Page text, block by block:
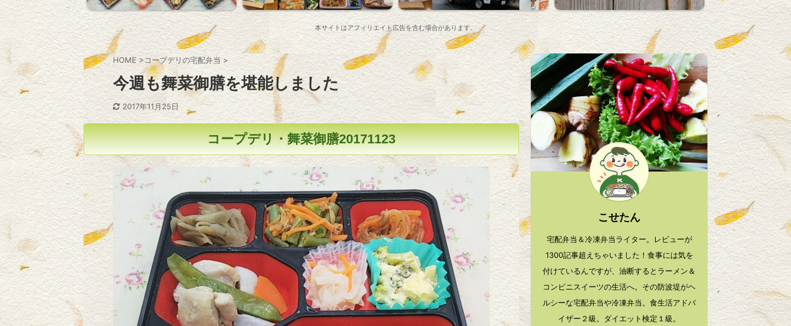
本サイトはアフィリエイト広告を含む場合があります。
HOME >コープデリの宅配弁当 >
今週も舞菜御膳を堪能しました
2017年11月25日
コープデリ・舞菜御膳20171123
こせたん
宅配弁当＆冷凍弁当ライター。レビューが
1300記事超えちゃいました！食事には気を
付けているんですが、油断するとラーメン＆
コンビニスイーツの生活へ。その防波堤がヘ
ルシーな宅配弁当や冷凍弁当。食生活アドバ
イザー２級。ダイエット検定１級。